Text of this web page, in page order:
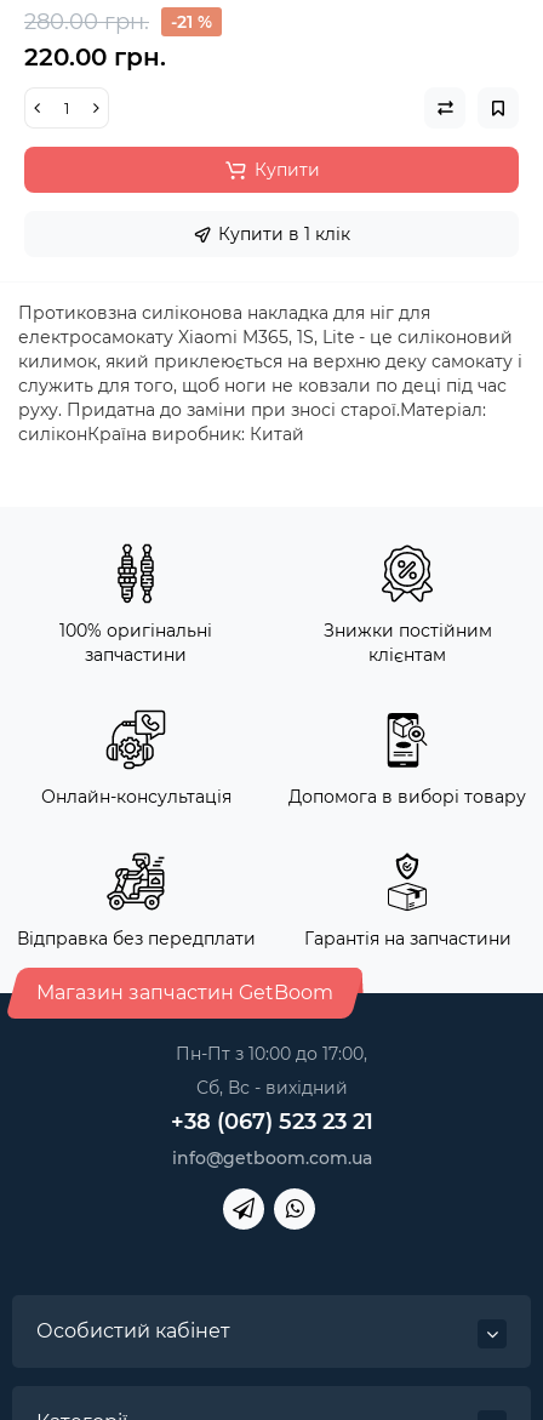
280.00 грн. -21 %
220.00 грн.
Купити
Купити в 1 клік
Протиковзна силіконова накладка для ніг для
електросамокату Xiaomi M365, 1S, Lite - це силіконовий
килимок, який приклеюється на верхню деку самокату і
служить для того, щоб ноги не ковзали по деці під час
руху. Придатна до заміни при зносі старої.Матеріал:
силіконКраїна виробник: Китай
100% оригінальні
запчастини
Знижки постійним
клієнтам
Онлайн-консультація Допомога в виборі товару
Відправка без передплати Гарантія на запчастини
Магазин запчастин GetBoom
Пн-Пт з 10:00 до 17:00,
Сб, Вс - вихідний
+38 (067) 523 23 21
info@getboom.com.ua
Особистий кабінет